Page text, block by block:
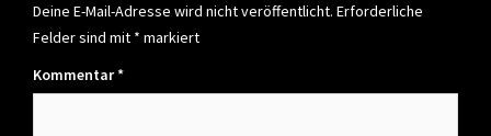
Deine E-Mail-Adresse wird nicht veröffentlicht. Erforderliche
Felder sind mit * markiert
Kommentar*